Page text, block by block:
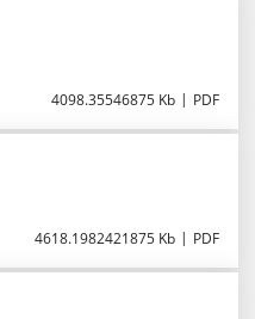
4098.35546875 Kb PDF
4618.1982421875 Kb PDF